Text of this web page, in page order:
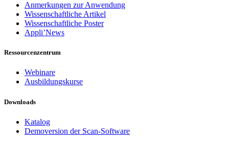
Anmerkungen zur Anwendung
Wissenschaftliche Artikel
Wissenschaftliche Poster
Appli’News
Ressourcenzentrum
Webinare
Ausbildungskurse
Downloads
Katalog
Demoversion der Scan-Software